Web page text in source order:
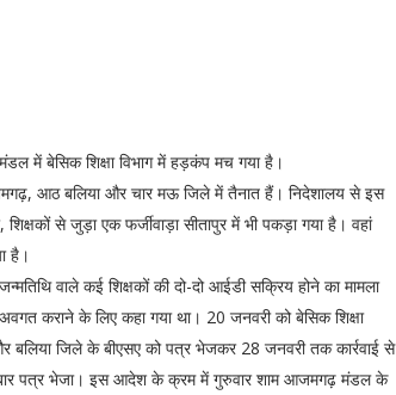
में बेसिक शिक्षा विभाग में हड़कंप मच गया है।
आठ बलिया और चार मऊ जिले में तैनात हैं। निदेशालय से इस
से जुड़ा एक फर्जीवाड़ा सीतापुर में भी पकड़ा गया है। वहां
है।
वाले कई शिक्षकों की दो-दो आईडी सक्रिय होने का मामला
कराने के लिए कहा गया था। 20 जनवरी को बेसिक शिक्षा
जिले के बीएसए को पत्र भेजकर 28 जनवरी तक कार्रवाई से
बार पत्र भेजा। इस आदेश के क्रम में गुरुवार शाम आजमगढ़ मंडल के